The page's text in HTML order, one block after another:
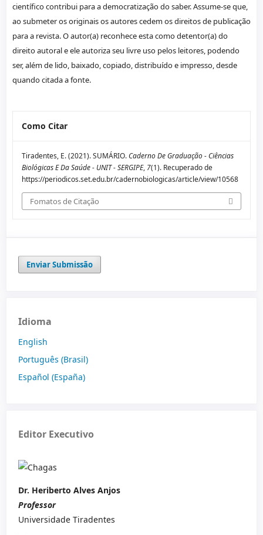
científico contribui para a democratização do saber. Assume-se que,
ao submeter os originais os autores cedem os direitos de publicação
para a revista. O autor(a) reconhece esta como detentor(a) do
direito autoral e ele autoriza seu livre uso pelos leitores, podendo
ser, além de lido, baixado, copiado, distribuído e impresso, desde
quando citada a fonte.
Como Citar
Tiradentes, E. (2021). SUMÁRIO.Caderno De Graduação - Ciências
Biológicas E Da Saúde - UNIT - SERGIPE, 7(1). Recuperado de
https://periodicos.set.edu.br/cadernobiologicas/article/view/10568
Fomatos de Citação
Enviar Submissão
Idioma
English
Português (Brasil)
Español (España)
Editor Executivo
Dr. Heriberto Alves Anjos‬
Professor
Universidade Tiradentes